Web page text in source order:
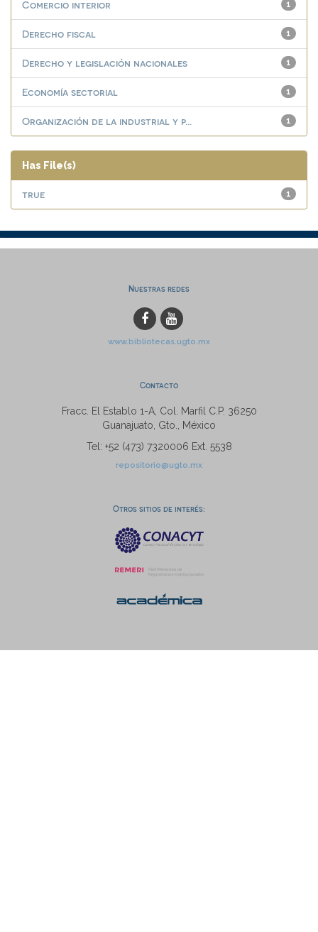
1
Comercio interior
1
Derecho fiscal
1
Derecho y legislación nacionales
1
Economía sectorial
1
Organización de la industrial y p...
Has File(s)
1
true
Nuestras redes
www.bibliotecas.ugto.mx
Contacto
Fracc. El Establo 1-A, Col. Marfil C.P. 36250
Guanajuato, Gto., México
Tel: +52 (473) 7320006 Ext. 5538
repositorio@ugto.mx
Otros sitios de interés: